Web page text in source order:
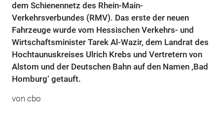
dem Schienennetz des Rhein-Main-
Verkehrsverbundes (RMV). Das erste der neuen
Fahrzeuge wurde vom Hessischen Verkehrs- und
Wirtschaftsminister Tarek Al-Wazir, dem Landrat des
Hochtaunuskreises Ulrich Krebs und Vertretern von
Alstom und der Deutschen Bahn auf den Namen ‚Bad
Homburg‘ getauft.
von cbo